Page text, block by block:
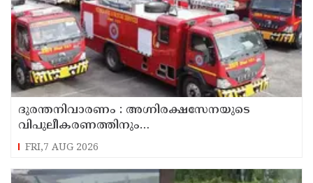
ദുരന്തനിവാരണം : അഗ്നിരക്ഷസേനയുടെ
വിപുലീകരണത്തിനും
ആധുനികവത്കരണത്തിനുമായി 64.21 കോടി
രൂപ കൂടി അനുവദിച്ചു
FRI,7 AUG 2026